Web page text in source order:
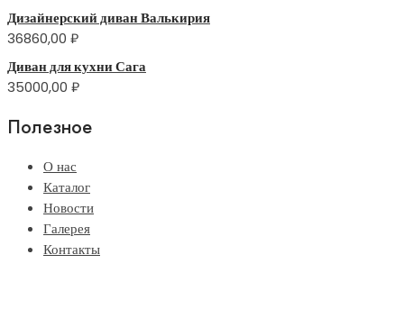
Дизайнерский диван Валькирия
36860,00 ₽
Диван для кухни Сага
35000,00 ₽
Полезное
О нас
Каталог
Новости
Галерея
Контакты